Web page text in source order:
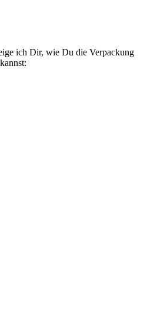
ich Dir, wie Du die Verpackung